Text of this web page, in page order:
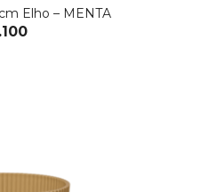
Elho – MENTA